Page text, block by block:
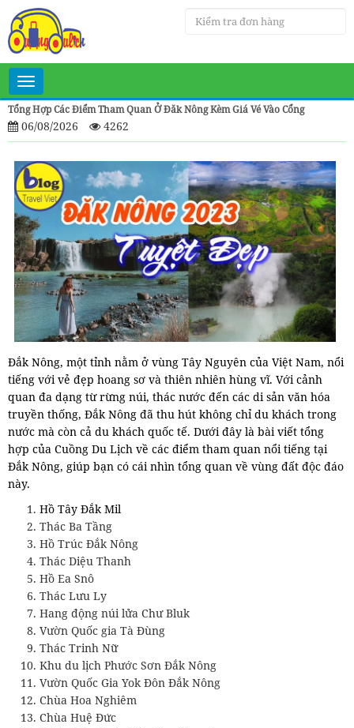
Toggle
navigation
Tổng Hợp Các Điểm Tham Quan Ở Đăk Nông Kèm Giá Vé Vào Cổng
06/08/2026 4262
Đắk Nông, một tỉnh nằm ở vùng Tây Nguyên của Việt Nam, nổi
tiếng với vẻ đẹp hoang sơ và thiên nhiên hùng vĩ. Với cảnh
quan đa dạng từ rừng núi, thác nước đến các di sản văn hóa
truyền thống, Đắk Nông đã thu hút không chỉ du khách trong
nước mà còn cả du khách quốc tế. Dưới đây là bài viết tổng
hợp của Cuồng Du Lịch về các điểm tham quan nổi tiếng tại
Đắk Nông, giúp bạn có cái nhìn tổng quan về vùng đất độc đáo
này.
Hồ Tây Đắk Mil
Thác Ba Tầng
Hồ Trúc Đắk Nông
Thác Diệu Thanh
Hồ Ea Snô
Thác Lưu Ly
Hang động núi lửa Chư Bluk
Vườn Quốc gia Tà Đùng
Thác Trinh Nữ
Khu du lịch Phước Sơn Đắk Nông
Vườn Quốc Gia Yok Đôn Đắk Nông
Chùa Hoa Nghiêm
Chùa Huệ Đức